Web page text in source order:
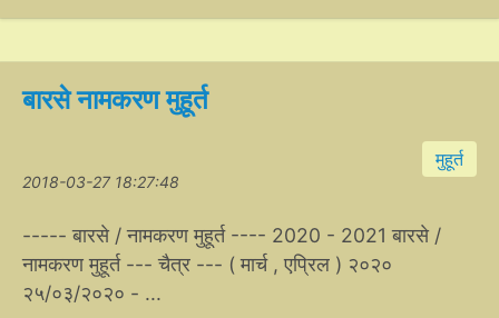
बारसे नामकरण मुहूर्त
मुहूर्त
2018-03-27 18:27:48
----- बारसे / नामकरण मुहूर्त ---- 2020 - 2021 बारसे /
नामकरण मुहूर्त --- चैत्र --- ( मार्च , एप्रिल ) २०२०
२५/०३/२०२० - ...